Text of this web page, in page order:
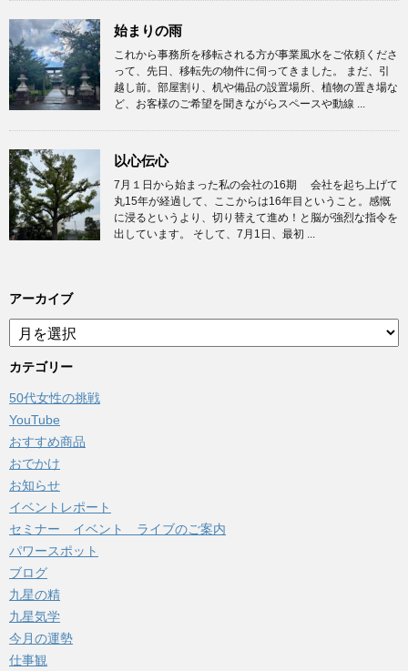
始まりの雨
これから事務所を移転される方が事業風水をご依頼くださ
って、先日、移転先の物件に伺ってきました。 まだ、引
越し前。部屋割り、机や備品の設置場所、植物の置き場な
ど、お客様のご希望を聞きながらスペースや動線 ...
以心伝心
7月１日から始まった私の会社の16期 会社を起ち上げて
丸15年が経過して、ここからは16年目ということ。感慨
に浸るというより、切り替えて進め！と脳が強烈な指令を
出しています。 そして、7月1日、最初 ...
アーカイブ
ア
ー
カ
ブ
カテゴリー
50代女性の挑戦
YouTube
おすすめ商品
おでかけ
お知らせ
イベントレポート
セミナー イベント ライブのご案内
パワースポット
ブログ
九星の精
九星気学
今月の運勢
仕事観